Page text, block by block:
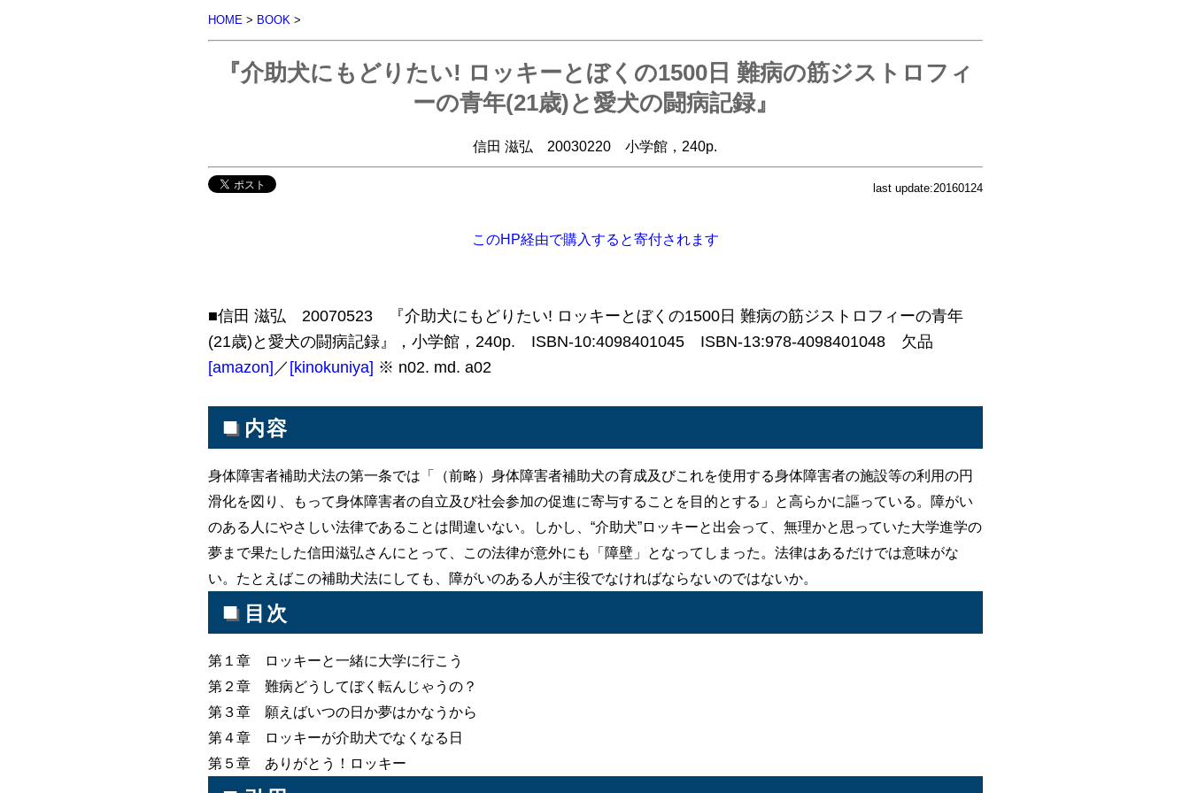
HOME> BOOK>
『介助犬にもどりたい! ロッキーとぼくの1500日 難病の筋ジストロフィ
ーの青年(21歳)と愛犬の闘病記録』
信田 滋弘 20030220 小学館，240p.
last update:20160124
このHP経由で購入すると寄付されます
■信田 滋弘 20070523 『介助犬にもどりたい! ロッキーとぼくの1500日 難病の筋ジストロフィーの青年
(21歳)と愛犬の闘病記録』，小学館，240p. ISBN-10:4098401045 ISBN-13:978-4098401048 欠品
[amazon] ／ [kinokuniya] ※ n02. md. a02
■ 内容
身体障害者補助犬法の第一条では「（前略）身体障害者補助犬の育成及びこれを使用する身体障害者の施設等の利用の円
滑化を図り、もって身体障害者の自立及び社会参加の促進に寄与することを目的とする」と高らかに謳っている。障がい
のある人にやさしい法律であることは間違いない。しかし、“介助犬”ロッキーと出会って、無理かと思っていた大学進学の
夢まで果たした信田滋弘さんにとって、この法律が意外にも「障壁」となってしまった。法律はあるだけでは意味がな
い。たとえばこの補助犬法にしても、障がいのある人が主役でなければならないのではないか。
■ 目次
第１章 ロッキーと一緒に大学に行こう
第２章 難病どうしてぼく転んじゃうの？
第３章 願えばいつの日か夢はかなうから
第４章 ロッキーが介助犬でなくなる日
第５章 ありがとう！ロッキー